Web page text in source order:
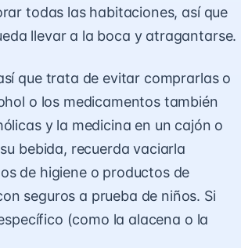
todas las habitaciones, así que
llevar a la boca y atragantarse.
que trata de evitar comprarlas o
o los medicamentos también
y la medicina en un cajón o
bebida, recuerda vaciarla
de higiene o productos de
seguros a prueba de niños. Si
(como la alacena o la